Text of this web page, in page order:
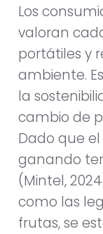
Los
valoran
portátiles y
ambiente.
la
cambio de
Dado que
ganando
(Mintel,
como las
frutas, se